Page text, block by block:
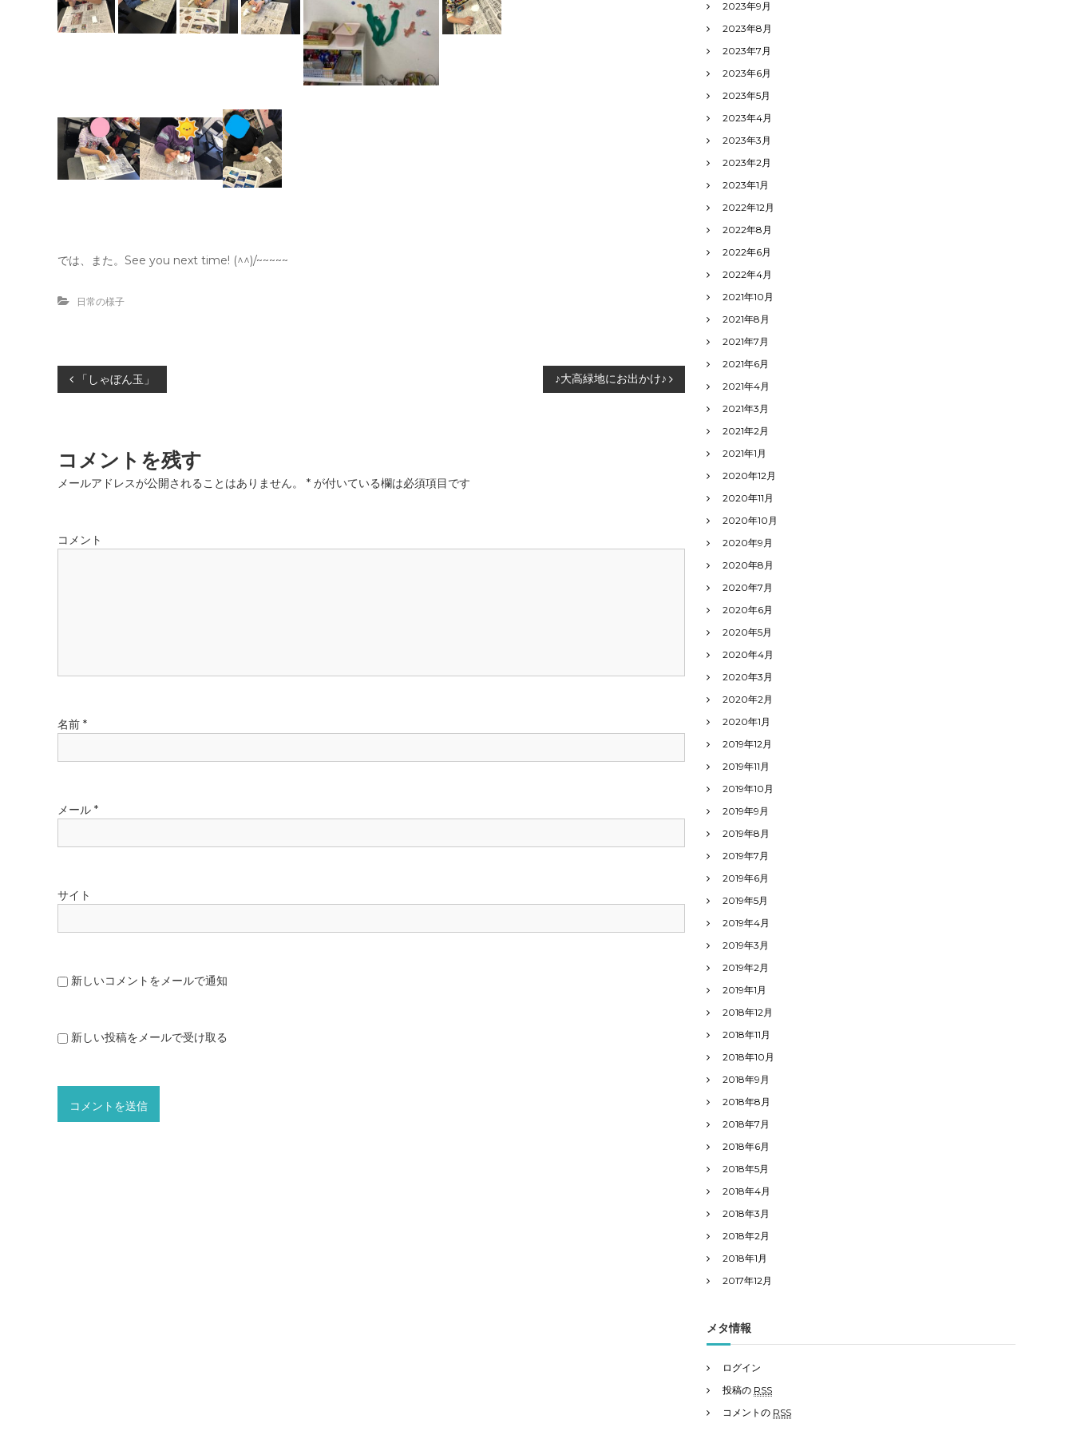
では、また。See you next time! (^^)/~~~~~
日常の様子
投
ナ
ビ
ン
「しゃぼん玉」 ♪大高緑地にお出かけ♪
コメントを残す
メールアドレスが公開されることはありません。 * が付いている欄は必須項目です
コメント
名前 *
メール *
サイト
新しいコメントをメールで通知
新しい投稿をメールで受け取る
2023年9月
2023年8月
2023年7月
2023年6月
2023年5月
2023年4月
2023年3月
2023年2月
2023年1月
2022年12月
2022年8月
2022年6月
2022年4月
2021年10月
2021年8月
2021年7月
2021年6月
2021年4月
2021年3月
2021年2月
2021年1月
2020年12月
2020年11月
2020年10月
2020年9月
2020年8月
2020年7月
2020年6月
2020年5月
2020年4月
2020年3月
2020年2月
2020年1月
2019年12月
2019年11月
2019年10月
2019年9月
2019年8月
2019年7月
2019年6月
2019年5月
2019年4月
2019年3月
2019年2月
2019年1月
2018年12月
2018年11月
2018年10月
2018年9月
2018年8月
2018年7月
2018年6月
2018年5月
2018年4月
2018年3月
2018年2月
2018年1月
2017年12月
メタ情報
ログイン
投稿の RSS
コメントの RSS